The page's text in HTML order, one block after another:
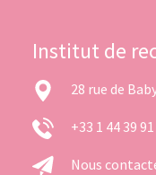
Institut de
28 rue de
+33 1 44 39
Nous